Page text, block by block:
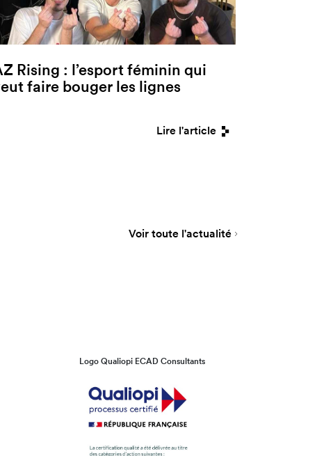
Rising : l’esport féminin qui
faire bouger les lignes
Lire l'article
Voir toute l'actualité
Logo Qualiopi ECAD Consultants